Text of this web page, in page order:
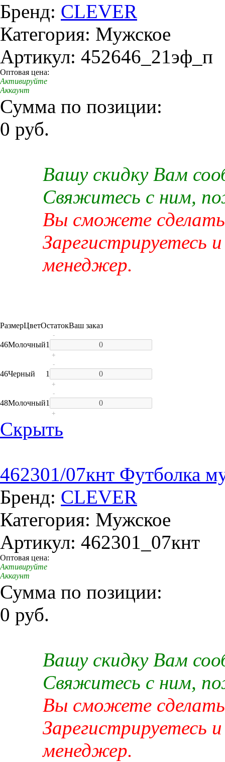
Бренд: CLEVER
Категория: Мужское
Артикул: 452646_21эф_п
Оптовая цена:
Активируйте
Аккаунт
Сумма по позиции:
0 руб.
Вашу скидку Вам
Свяжитесь с ним,
Вы сможете сделать
Зарегистрируетесь
менеджер.
РазмерЦветОстатокВаш заказ
46Молочный1
-
+
46Черный 1
-
+
48Молочный1
-
+
Скрыть
462301/07кнт Футболка
Бренд: CLEVER
Категория: Мужское
Артикул: 462301_07кнт
Оптовая цена:
Активируйте
Аккаунт
Сумма по позиции:
0 руб.
Вашу скидку Вам
Свяжитесь с ним,
Вы сможете сделать
Зарегистрируетесь
менеджер.